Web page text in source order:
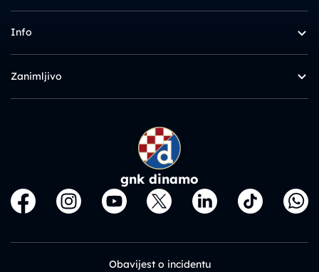
Info
Zanimljivo
gnk dinamo
Obavijest o incidentu